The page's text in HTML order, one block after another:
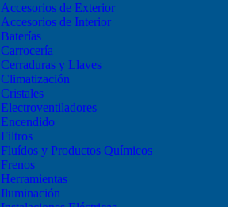
Accesorios de Exterior
Accesorios de Interior
Baterías
Carrocería
Cerraduras y Llaves
Climatización
Cristales
Electroventiladores
Encendido
Filtros
Fluídos y Productos Químicos
Frenos
Herramientas
Iluminación